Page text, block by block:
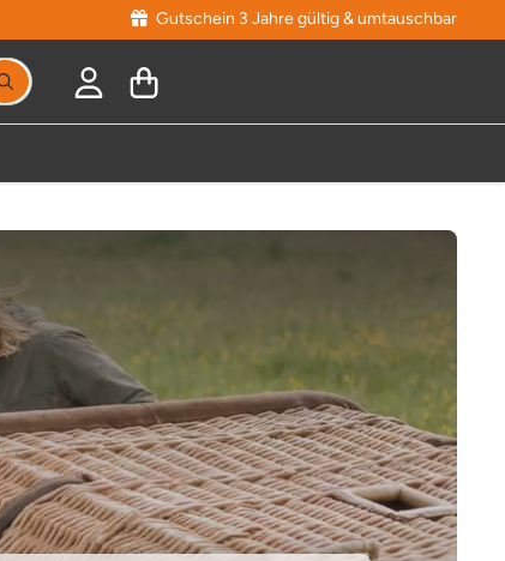
Gutschein 3 Jahre gültig & umtauschbar